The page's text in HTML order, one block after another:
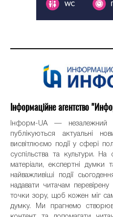
Інформаційне агентство
Інформ-UA — незалежний
публікуються актуальні
висвітлюємо події у сфері
суспільства та культури. На
матеріали, експертні
найважливіші події
надавати читачам
точки зору, щоб кожен міг
думку. Ми прагнемо